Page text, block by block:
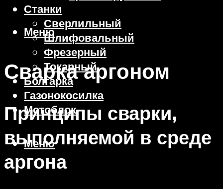
Станки
Сверлильный
Шлифовальный
Фрезерный
Токарный
Болгарка
Газонокосилка
Мотоблок
Меню
Меню
Сварка аргоном
Принципы сварки,
выполняемой в среде
аргона